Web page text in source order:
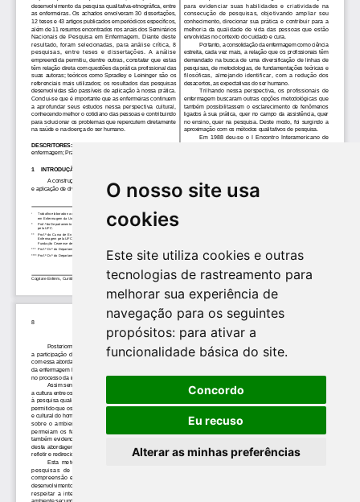
O nosso site usa
cookies
Este site utiliza cookies e outras
tecnologias de rastreamento para
melhorar sua experiência de
navegação para os seguintes
propósitos: para ativar a
funcionalidade básica do site.
Concordo
Eu recuso
Alterar as minhas preferências